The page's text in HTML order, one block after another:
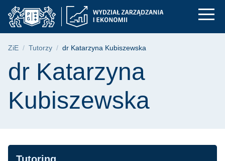
Przejdź
do
menu
Przejdź
do
wyszukiwarki
Przejdź
do
treści
dr Katarzyna
Ścieżka nawigacyjna
ZiE Tutorzy dr Katarzyna Kubiszewska
Treść strony
dr Katarzyna
Kubiszewska
Nawigacja